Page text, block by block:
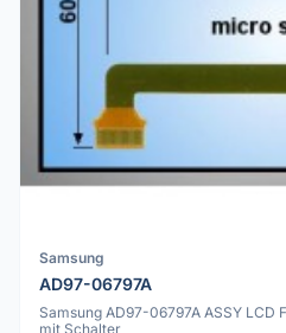
Samsung
AD97-06797A
Samsung AD97-06797A ASSY LCD
mit Schalter